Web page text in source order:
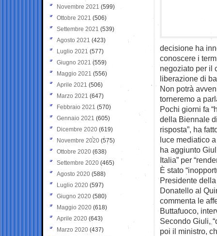
decisione ha
conoscere i
negoziato per il
liberazione di
Non potrà
torneremo a
Pochi giorni fa
della Biennale
risposta”, ha
luce mediatico
ha aggiunto
Italia” per
È stato
Presidente
Donatello al
commenta le
Buttafuoco,
Secondo Giuli,
poi il ministro,
Novembre 2021 (599)
Ottobre 2021 (506)
Settembre 2021 (539)
Agosto 2021 (423)
Luglio 2021 (577)
Giugno 2021(559)
Maggio 2021 (556)
Aprile 2021 (506)
Marzo 2021 (647)
Febbraio 2021 (570)
Gennaio 2021 (605)
Dicembre 2020 (619)
Novembre 2020 (575)
Ottobre 2020 (638)
Settembre 2020(465)
Agosto 2020 (588)
Luglio 2020 (597)
Giugno 2020 (580)
Maggio 2020 (618)
Aprile 2020 (643)
Marzo 2020 (437)